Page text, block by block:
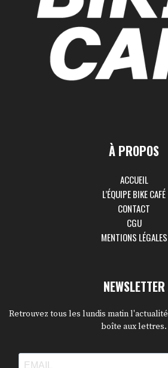
À PROPOS
ACCUEIL
L’ÉQUIPE BIKE CAFÉ
CONTACT
CGU
MENTIONS LÉGALES
NEWSLETTER
Retrouvez tous les lundis matin
boîte aux lettres.